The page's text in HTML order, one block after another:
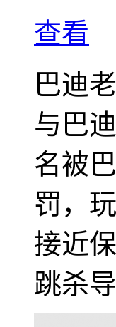
查看
巴迪
与巴
名被
罚，
接近
跳杀